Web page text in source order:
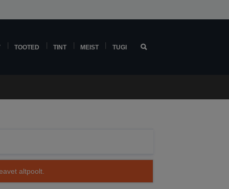
TOOTED TINT MEIST TUGI
altpoolt.